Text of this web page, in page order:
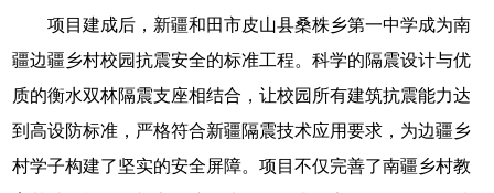
项目建成后，新疆和田市皮山县桑株乡第一中学成为南
疆边疆乡村校园抗震安全的标准工程。科学的隔震设计与优
质的衡水双林隔震支座相结合，让校园所有建筑抗震能力达
到高设防标准，严格符合新疆隔震技术应用要求，为边疆乡
村学子构建了坚实的安全屏障。项目不仅完善了南疆乡村教